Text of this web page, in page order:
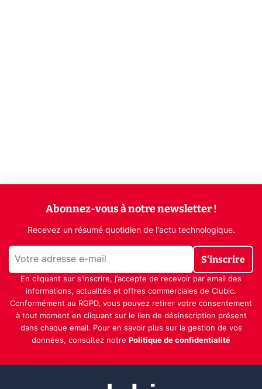
Abonnez-vous à notre newsletter !
Recevez un résumé quotidien de l'actu technologique.
S'inscrire
En cliquant sur s'inscrire, j’accepte de recevoir par email des
informations, actualités et offres commerciales de Clubic.
Conformément au RGPD, vous pouvez retirer votre consentement
à tout moment en cliquant sur le lien de désinscription présent
dans chaque email. Pour en savoir plus sur la gestion de vos
données, consultez notre Politique de confidentialité